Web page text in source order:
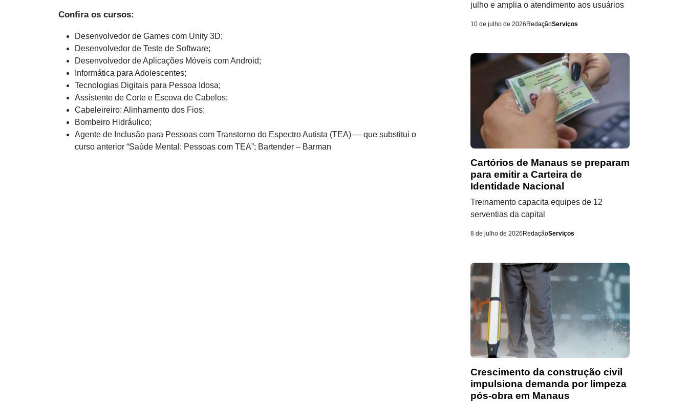
Confira os cursos:
Desenvolvedor de Games com Unity 3D;
Desenvolvedor de Teste de Software;
Desenvolvedor de Aplicações Móveis com Android;
Informática para Adolescentes;
Tecnologias Digitais para Pessoa Idosa;
Assistente de Corte e Escova de Cabelos;
Cabeleireiro: Alinhamento dos Fios;
Bombeiro Hidráulico;
Agente de Inclusão para Pessoas com Transtorno do Espectro Autista (TEA) — que substitui o
curso anterior “Saúde Mental: Pessoas com TEA”; Bartender – Barman
julho e amplia o atendimento aos usuários
10 de julho de 2026 RedaçãoServiços
Cartórios de Manaus se preparam
para emitir a Carteira de
Identidade Nacional
Treinamento capacita equipes de 12
serventias da capital
8 de julho de 2026 RedaçãoServiços
Crescimento da construção civil
impulsiona demanda por limpeza
pós-obra em Manaus